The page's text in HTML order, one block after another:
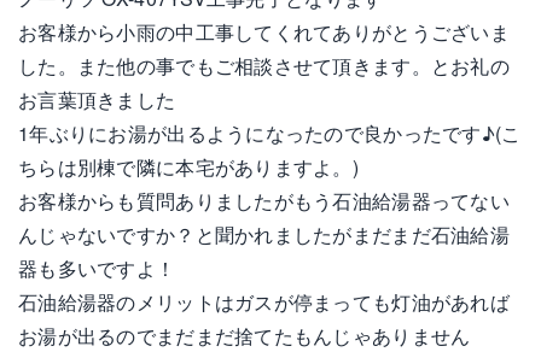
お客様から小雨の中工事してくれてありがとうございま
した。また他の事でもご相談させて頂きます。とお礼の
お言葉頂きました
1年ぶりにお湯が出るようになったので良かったです♪(こ
ちらは別棟で隣に本宅がありますよ。)
お客様からも質問ありましたがもう石油給湯器ってない
んじゃないですか？と聞かれましたがまだまだ石油給湯
器も多いですよ！
石油給湯器のメリットはガスが停まっても灯油があれば
お湯が出るのでまだまだ捨てたもんじゃありません